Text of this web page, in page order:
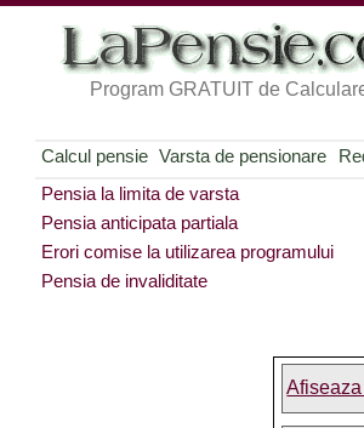
Program GRATUIT de
Calcul pensie Varsta de pensionare
Pensia la limita de varsta
Pensia anticipata partiala
Erori comise la utilizarea programului
Pensia de invaliditate